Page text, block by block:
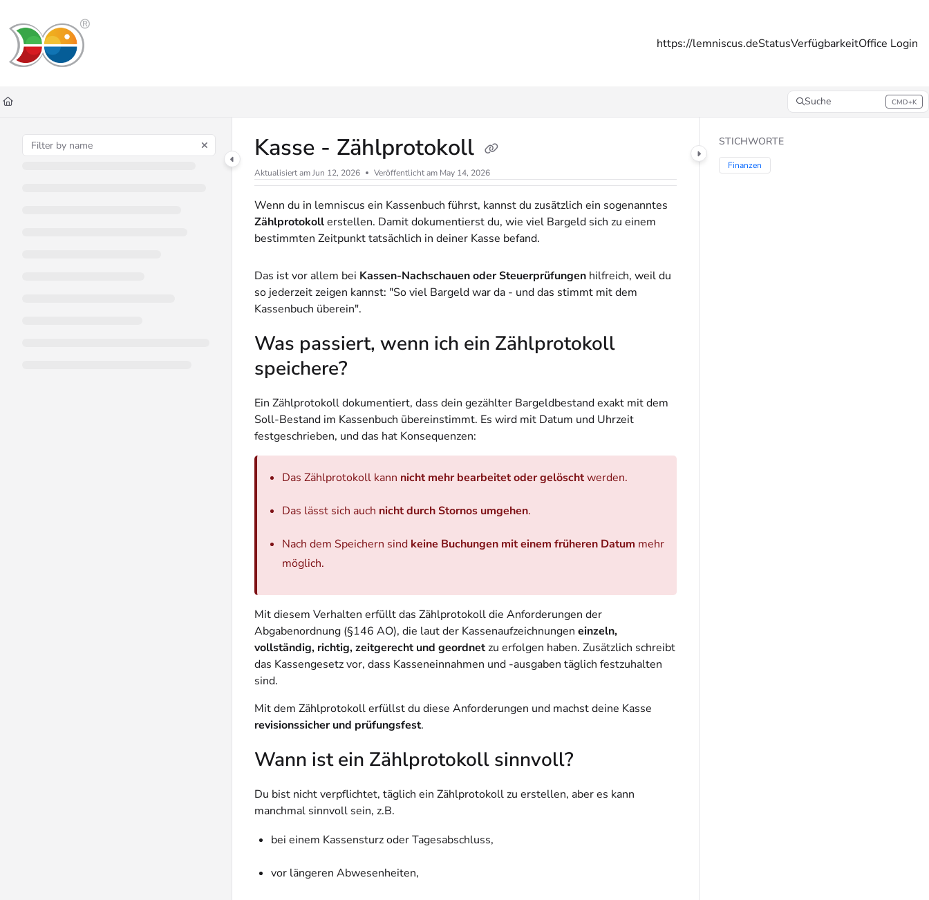
Fetch the complete documentation index at:
Use this file to discover all available pages before exploring further.
https://lemniscus.deStatusVerfügbarkeitOffice Login
Suche CMD+K
Press CMD+K to open search
Kasse - Zählprotokoll
Aktualisiert amJun 12, 2026 Veröffentlicht am May 14, 2026
Wenn du in lemniscus ein Kassenbuch führst, kannst du zusätzlich ein sogenanntes
Zählprotokollerstellen. Damit dokumentierst du, wie viel Bargeld sich zu einem
bestimmten Zeitpunkt tatsächlich in deiner Kasse befand.
Das ist vor allem bei Kassen-Nachschauen oder Steuerprüfungen hilfreich, weil du
so jederzeit zeigen kannst: "So viel Bargeld war da - und das stimmt mit dem
Kassenbuch überein".
Was passiert, wenn ich ein Zählprotokoll
speichere?
Ein Zählprotokoll dokumentiert, dass dein gezählter Bargeldbestand exakt mit dem
Soll-Bestand im Kassenbuch übereinstimmt. Es wird mit Datum und Uhrzeit
festgeschrieben, und das hat Konsequenzen:
Das Zählprotokoll kann nicht mehr bearbeitet oder gelöschtwerden.
Das lässt sich auch nicht durch Stornos umgehen.
Nach dem Speichern sind keine Buchungen mit einem früheren Datum mehr
möglich.
Mit diesem Verhalten erfüllt das Zählprotokoll die Anforderungen der
Abgabenordnung (§146 AO), die laut der Kassenaufzeichnungen einzeln,
vollständig, richtig, zeitgerecht und geordnetzu erfolgen haben. Zusätzlich schreibt
das Kassengesetz vor, dass Kasseneinnahmen und -ausgaben täglich festzuhalten
sind.
Mit dem Zählprotokoll erfüllst du diese Anforderungen und machst deine Kasse
revisionssicher und prüfungsfest.
Wann ist ein Zählprotokoll sinnvoll?
Du bist nicht verpflichtet, täglich ein Zählprotokoll zu erstellen, aber es kann
manchmal sinnvoll sein, z.B.
bei einem Kassensturz oder Tagesabschluss,
vor längeren Abwesenheiten,
STICHWORTE
Finanzen